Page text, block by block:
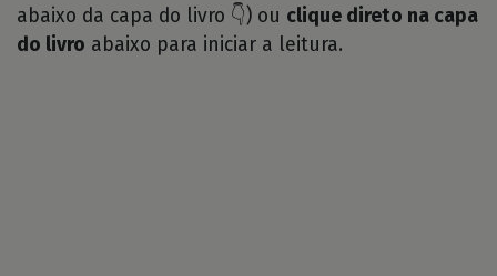
abaixo da capa do livro 👇) ou clique direto na capa
do livro abaixo para iniciar a leitura.